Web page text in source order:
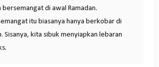
bersemangat di awal Ramadan.
itu biasanya hanya berkobar di
Sisanya, kita sibuk menyiapkan lebaran